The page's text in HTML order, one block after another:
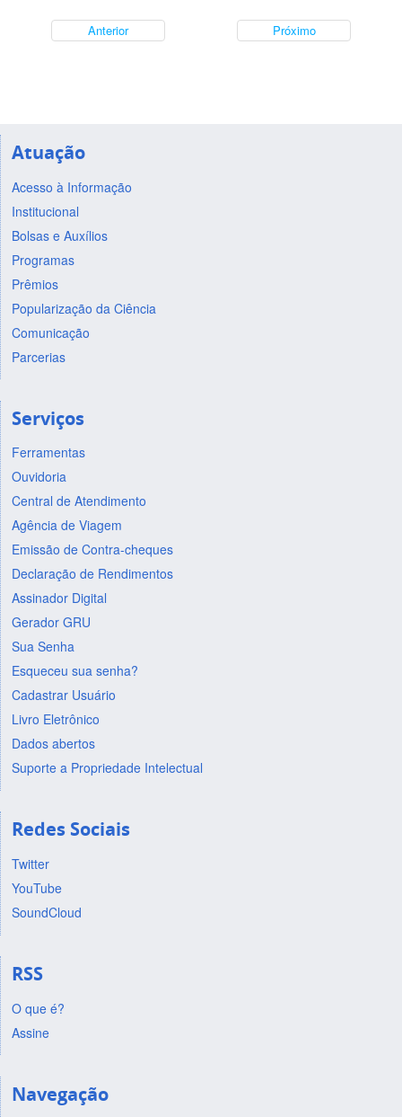
Anterior Próximo
Atuação
Acesso à Informação
Institucional
Bolsas e Auxílios
Programas
Prêmios
Popularização da Ciência
Comunicação
Parcerias
Serviços
Ferramentas
Ouvidoria
Central de Atendimento
Agência de Viagem
Emissão de Contra-cheques
Declaração de Rendimentos
Assinador Digital
Gerador GRU
Sua Senha
Esqueceu sua senha?
Cadastrar Usuário
Livro Eletrônico
Dados abertos
Suporte a Propriedade Intelectual
Redes Sociais
Twitter
YouTube
SoundCloud
RSS
O que é?
Assine
Navegação